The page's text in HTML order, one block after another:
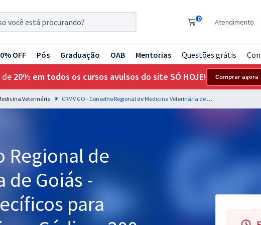
0 Atendimento
OFF Pós Graduação OAB Mentorias Questões grátis
de 20% em todos os cursos avulsos do site SÓ HOJE! Comprar agora
Veterinária CRMV GO - Conselho Regional de Medicina Veterinária de Goiás - Conhecimentos Específicos para Técnico Administrativo - Código: 200
Regional de
de Goiás -
para